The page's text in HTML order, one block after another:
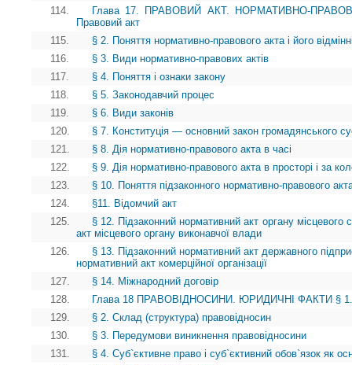
114.
Глава 17. ПРАВОВИЙ АКТ. НОРМАТИВНО-
Правовий акт
115.
§ 2. Поняття нормативно-правового акта і його
116.
§ 3. Види нормативно-правових актів
117.
§ 4. Поняття і ознаки закону
118.
§ 5. Законодавчий процес
119.
§ 6. Види законів
120.
§ 7. Конституція — основний закон громадянського
121.
§ 8. Дія нормативно-правового акта в часі
122.
§ 9. Дія нормативно-правового акта в просторі і за
123.
§ 10. Поняття підзаконного нормативно-правового
124.
§11. Відомчий акт
125.
§ 12. Підзаконний нормативний акт органу
акт місцевого органу виконавчої влади
126.
§ 13. Підзаконний нормативний акт державного
нормативний акт комерційної організації
127.
§ 14. Міжнародний договір
128.
Глава 18 ПРАВОВІДНОСИНИ. ЮРИДИЧНІ ФАКТИ § 1.
129.
§ 2. Склад (структура) правовідносин
130.
§ 3. Передумови виникнення правовідносини
131.
§ 4. Суб`єктивне право і суб`єктивний обов`язок як